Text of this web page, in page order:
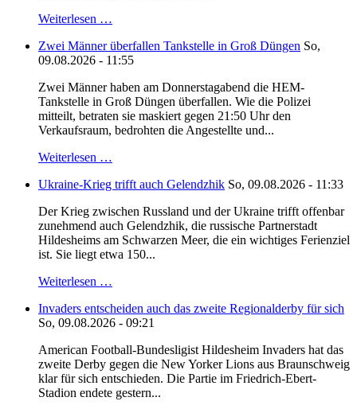
Weiterlesen …
Zwei Männer überfallen Tankstelle in Groß Düngen So,
09.08.2026 - 11:55
Zwei Männer haben am Donnerstagabend die HEM-
Tankstelle in Groß Düngen überfallen. Wie die Polizei
mitteilt, betraten sie maskiert gegen 21:50 Uhr den
Verkaufsraum, bedrohten die Angestellte und...
Weiterlesen …
Ukraine-Krieg trifft auch Gelendzhik So, 09.08.2026 - 11:33
Der Krieg zwischen Russland und der Ukraine trifft offenbar
zunehmend auch Gelendzhik, die russische Partnerstadt
Hildesheims am Schwarzen Meer, die ein wichtiges Ferienziel
ist. Sie liegt etwa 150...
Weiterlesen …
Invaders entscheiden auch das zweite Regionalderby für sich
So, 09.08.2026 - 09:21
American Football-Bundesligist Hildesheim Invaders hat das
zweite Derby gegen die New Yorker Lions aus Braunschweig
klar für sich entschieden. Die Partie im Friedrich-Ebert-
Stadion endete gestern...